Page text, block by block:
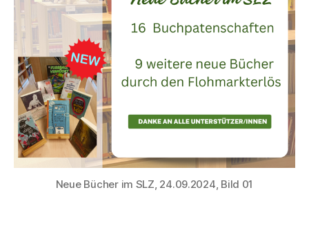
Neue Bücher im SLZ, 24.09.2024, Bild 01